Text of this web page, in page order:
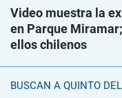
Video muestra la
en Parque
ellos chilenos
BUSCAN A QUINTO